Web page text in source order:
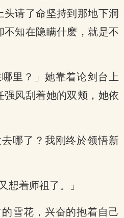
请了命坚持到那地下洞
不知在隐瞒什麽，就是不
哪里？」她靠着论剑台上
强风刮着她的双颊，她依
去哪了？我刚终於领悟新
想着师祖了。」
雪花，兴奋的抱着自己